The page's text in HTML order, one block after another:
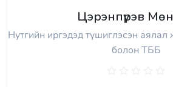
Цэрэнпүрэв
Нутгийн иргэдэд түшиглэсэн
болон ТББ